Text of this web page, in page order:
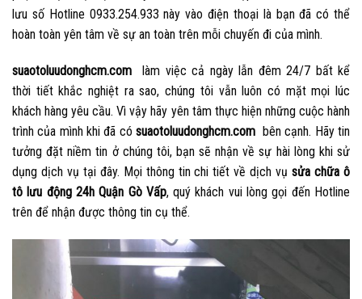
lưu số Hotline 0933.254.933 này vào điện thoại là bạn đã có thể
hoàn toàn yên tâm về sự an toàn trên mỗi chuyến đi của mình.
suaotoluudonghcm.com làm việc cả ngày lẫn đêm 24/7 bất kể
thời tiết khắc nghiệt ra sao, chúng tôi vẫn luôn có mặt mọi lúc
khách hàng yêu cầu. Vì vậy hãy yên tâm thực hiện những cuộc hành
trình của mình khi đã cósuaotoluudonghcm.com bên cạnh. Hãy tin
tưởng đặt niềm tin ở chúng tôi, bạn sẽ nhận về sự hài lòng khi sử
dụng dịch vụ tại đây. Mọi thông tin chi tiết về dịch vụsửa chữa ô
tô lưu động 24h Quận Gò Vấp, quý khách vui lòng gọi đến Hotline
trên để nhận được thông tin cụ thể.